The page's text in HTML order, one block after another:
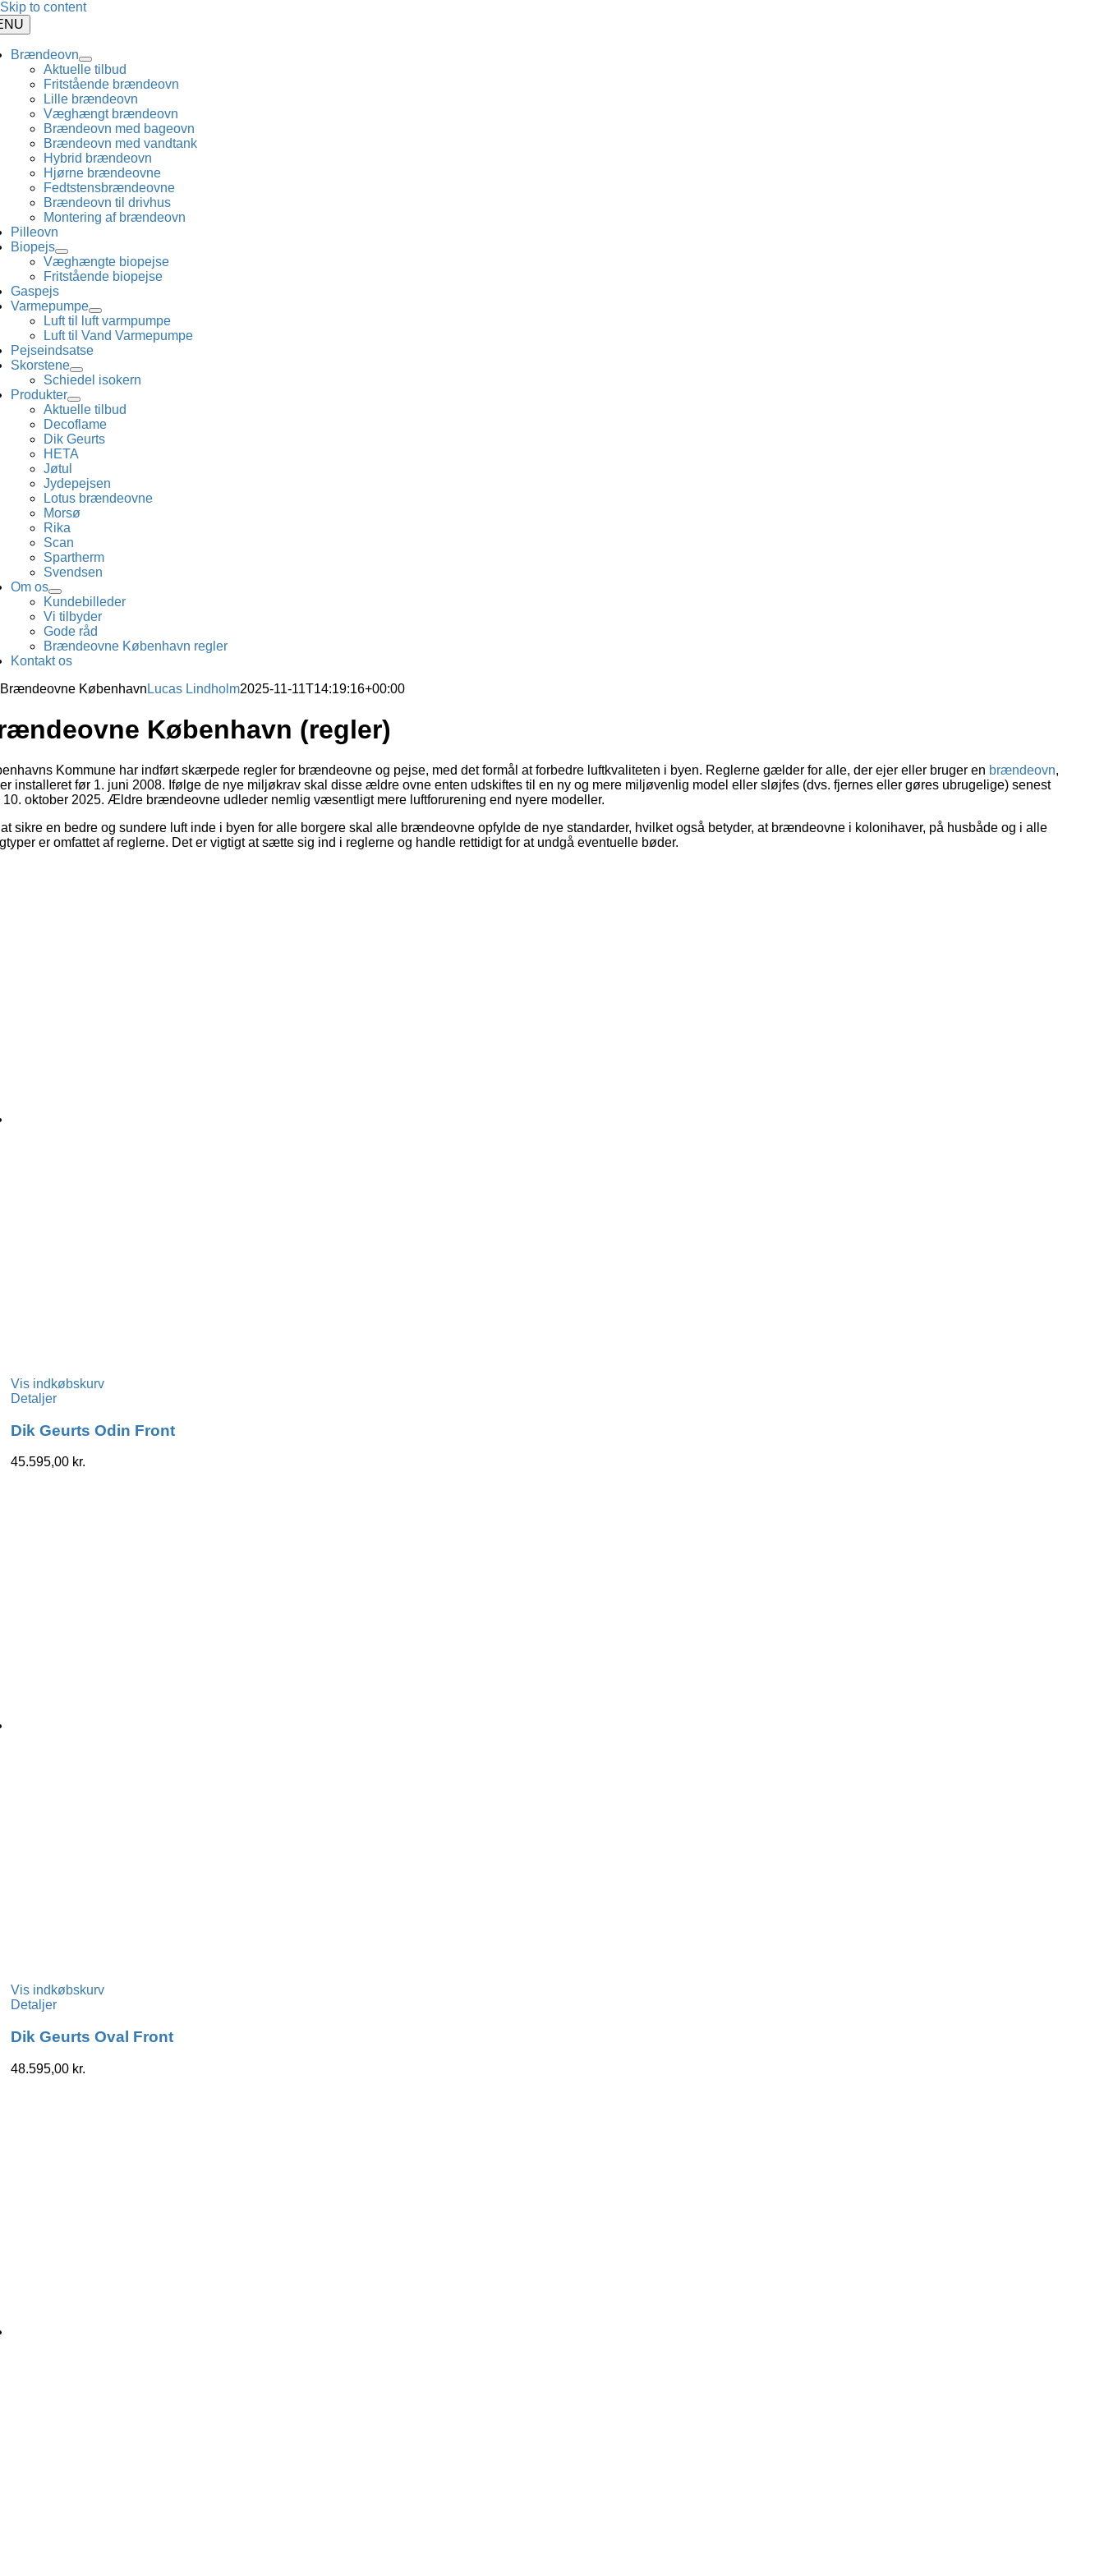
Skip to content
Brændeovn
Aktuelle tilbud
Fritstående brændeovn
Lille brændeovn
Væghængt brændeovn
Brændeovn med bageovn
Brændeovn med vandtank
Hybrid brændeovn
Hjørne brændeovne
Fedtstensbrændeovne
Brændeovn til drivhus
Montering af brændeovn
Pilleovn
Biopejs
Væghængte biopejse
Fritstående biopejse
Gaspejs
Varmepumpe
Luft til luft varmpumpe
Luft til Vand Varmepumpe
Pejseindsatse
Skorstene
Schiedel isokern
Produkter
Aktuelle tilbud
Decoflame
Dik Geurts
HETA
Jøtul
Jydepejsen
Lotus brændeovne
Morsø
Rika
Scan
Spartherm
Svendsen
Om os
Kundebilleder
Vi tilbyder
Gode råd
Brændeovne København regler
Kontakt os
Brændeovne København Lucas Lindholm2025-11-11T14:19:16+00:00
København (regler)
Kommune har indført skærpede regler for brændeovne og pejse, med det formål at forbedre luftkvaliteten i byen. Reglerne gælder for alle, der ejer eller bruger en brændeovn,
installeret før 1. juni 2008. Ifølge de nye miljøkrav skal disse ældre ovne enten udskiftes til en ny og mere miljøvenlig model eller sløjfes (dvs. fjernes eller gøres ubrugelige) senest
10. oktober 2025. Ældre brændeovne udleder nemlig væsentligt mere luftforurening end nyere modeller.
sikre en bedre og sundere luft inde i byen for alle borgere skal alle brændeovne opfylde de nye standarder, hvilket også betyder, at brændeovne i kolonihaver, på husbåde og i alle
er omfattet af reglerne. Det er vigtigt at sætte sig ind i reglerne og handle rettidigt for at undgå eventuelle bøder.
Vis indkøbskurv
Detaljer
Dik Geurts Odin Front
45.595,00 kr.
Vis indkøbskurv
Detaljer
Dik Geurts Oval Front
48.595,00 kr.